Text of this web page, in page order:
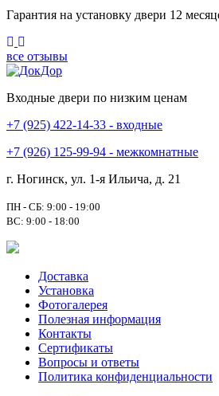
Гарантия на установку двери 12
Previous
все отзывы
Входные двери по низким ценам
+7 (925) 422-14-33 - входные
+7 (926) 125-99-94 - межкомнатные
г. Ногинск, ул. 1-я Ильича, д. 21
ПН - СБ: 9:00 - 19:00
ВС: 9:00 - 18:00
Доставка
Установка
Фотогалерея
Полезная информация
Контакты
Сертификаты
Вопросы и ответы
Политика конфиденциальности